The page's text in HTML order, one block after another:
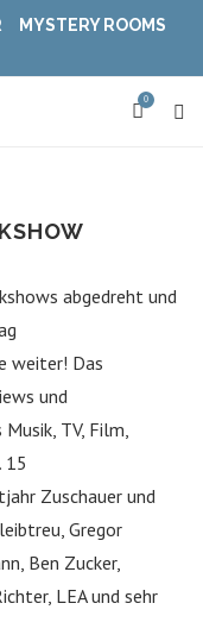
MYSTERY ROOMS
0
abgedreht und
weiter! Das
und
TV, Film,
15
Zuschauer und
Gregor
Ben Zucker,
LEA und sehr